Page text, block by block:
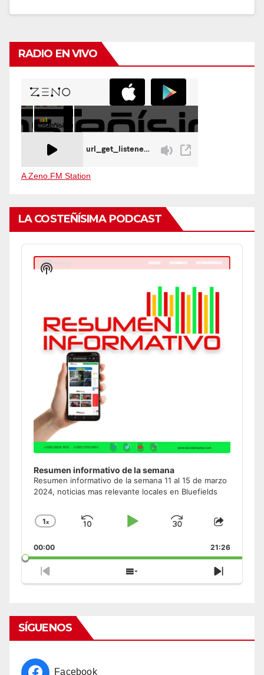
RADIO EN VIVO
A Zeno.FM Station
LA COSTEÑÍSIMA PODCAST
Audio
Player
Resumen informativo de la semana
Resumen informativo de la semana 11 al 15 de marzo
2024, noticias mas relevante locales en Bluefields
Change
Rate
1x
Skip
Play
Jump
Forward
Share
Episode
00:00 21:26
Previous
Episode
Show
Episodes
Next
Episode
Show
SÍGUENOS
Facebook